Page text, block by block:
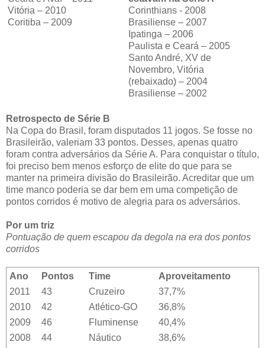
Vitória – 2010
Coritiba – 2009
Corinthians - 2008
Brasiliense – 2007
Ipatinga – 2006
Paulista e Ceará – 2005
Santo André, XV de
Novembro, Vitória
(rebaixado) – 2004
Brasiliense – 2002
Retrospecto de Série B
Na Copa do Brasil, foram disputados 11 jogos. Se fosse no
Brasileirão, valeriam 33 pontos. Desses, apenas quatro
foram contra adversários da Série A. Para conquistar o título,
foi preciso bem menos esforço de elite do que para se
manter na primeira divisão do Brasileirão. Acreditar que um
time manco poderia se dar bem em uma competição de
pontos corridos é motivo de alegria para os adversários.
Por um triz
Pontuação de quem escapou da degola na era dos pontos
corridos
Ano Pontos Time
Aproveitamento
2011
43 Cruzeiro
37,7%
2010
42 Atlético-GO
36,8%
2009
46 Fluminense
40,4%
2008
44 Náutico
38,6%